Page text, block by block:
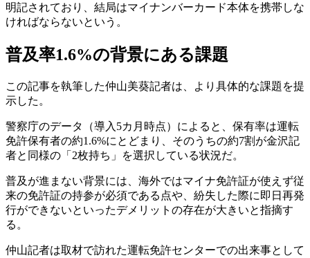
明記されており、結局はマイナンバーカード本体を携帯しな
ければならないという。
普及率1.6%の背景にある課題
この記事を執筆した仲山美葵記者は、より具体的な課題を提
示した。
警察庁のデータ（導入5カ月時点）によると、保有率は運転
免許保有者の約1.6%にとどまり、そのうちの約7割が金沢記
者と同様の「2枚持ち」を選択している状況だ。
普及が進まない背景には、海外ではマイナ免許証が使えず従
来の免許証の持参が必須である点や、紛失した際に即日再発
行ができないといったデメリットの存在が大きいと指摘す
る。
仲山記者は取材で訪れた運転免許センターでの出来事として